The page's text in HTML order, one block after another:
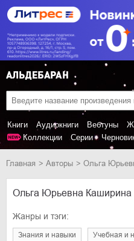
Книги Аудиокниги Вебтуны
Коллекции
Серии
Главная Авторы Ольга
Ольга Юрьевна Каширина
Жанры и тэги:
знания и навыки учебная и